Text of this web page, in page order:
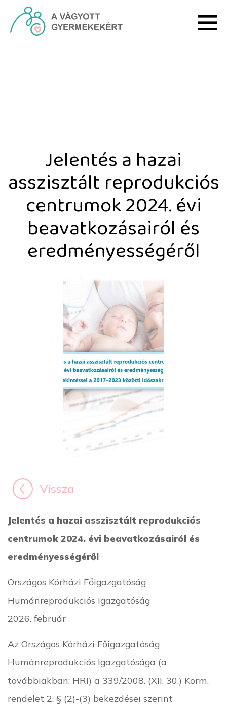
Ugrás a fő tartalomhoz
Jelentés a hazai
asszisztált reprodukciós
centrumok 2024. évi
beavatkozásairól és
eredményességéről
Vissza
Jelentés a hazai asszisztált reprodukciós
centrumok 2024. évi beavatkozásairól és
eredményességéről
Országos Kórházi Főigazgatóság
Humánreprodukciós Igazgatóság
2026. február
Az Országos Kórházi Főigazgatóság
Humánreprodukciós Igazgatósága (a
továbbiakban: HRI) a 339/2008. (XII. 30.) Korm.
rendelet 2. § (2)-(3) bekezdései szerint